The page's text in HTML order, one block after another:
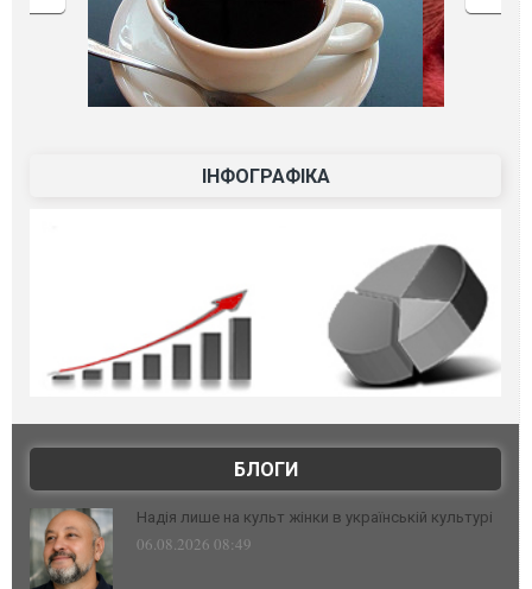
ІНФОГРАФІКА
БЛОГИ
Надія лише на культ жінки в українській культурі
06.08.2026 08:49